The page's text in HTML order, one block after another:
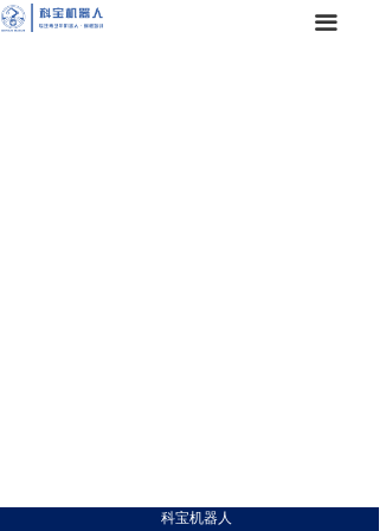
끀
科宝机器人